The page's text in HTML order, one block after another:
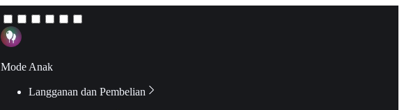
Mode Anak
Langganan dan Pembelian